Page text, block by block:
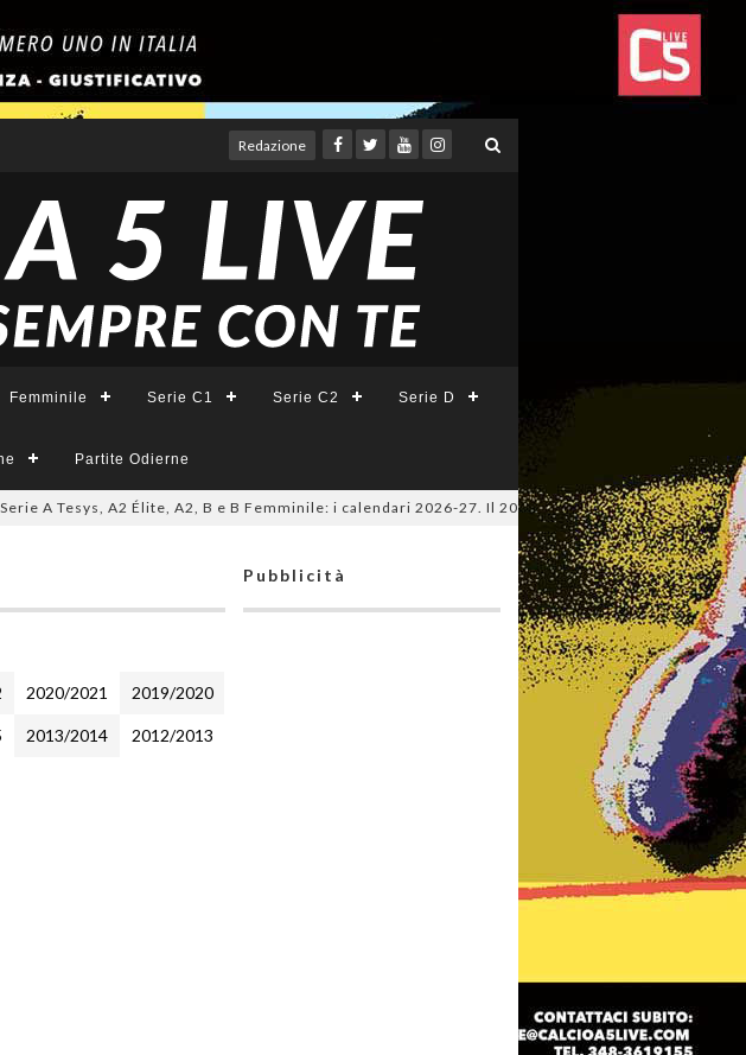
Redazione
Femminile Serie C1 Serie C2 Serie D
Partite Odierne
Tesys, A2 Élite, A2, B e B Femminile: i calendari 2026-27. Il 20 agosto la presentazione della Serie
2020/2021 2019/2020
2013/2014 2012/2013
Pubblicità